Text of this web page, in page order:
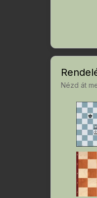
Nézd át